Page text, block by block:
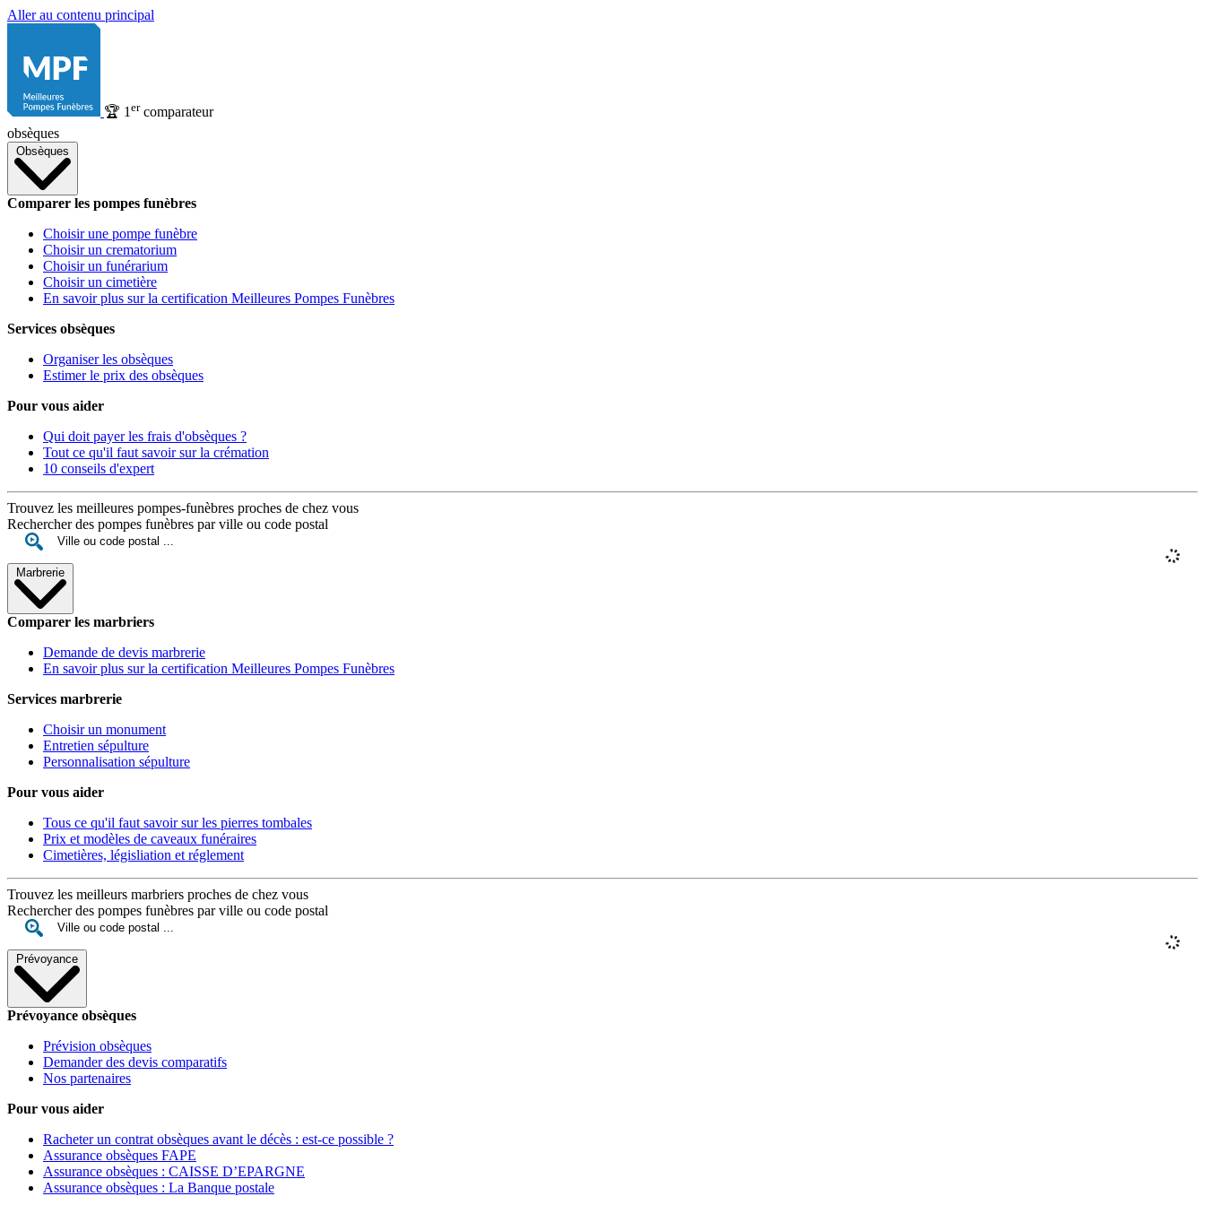
Aller au contenu principal
🏆 1 ercomparateur
obsèques
Obsèques
Comparer les pompes funèbres
Choisir une pompe funèbre
Choisir un crematorium
Choisir un funérarium
Choisir un cimetière
En savoir plus sur la certification Meilleures Pompes Funèbres
Services obsèques
Organiser les obsèques
Estimer le prix des obsèques
Pour vous aider
Qui doit payer les frais d'obsèques ?
Tout ce qu'il faut savoir sur la crémation
10 conseils d'expert
Trouvez les meilleures pompes-funèbres proches de chez vous
Rechercher des pompes funèbres par ville ou code postal
Marbrerie
Comparer les marbriers
Demande de devis marbrerie
En savoir plus sur la certification Meilleures Pompes Funèbres
Services marbrerie
Choisir un monument
Entretien sépulture
Personnalisation sépulture
Pour vous aider
Tous ce qu'il faut savoir sur les pierres tombales
Prix et modèles de caveaux funéraires
Cimetières, législiation et réglement
Trouvez les meilleurs marbriers proches de chez vous
Rechercher des pompes funèbres par ville ou code postal
Prévoyance
Prévoyance obsèques
Prévision obsèques
Demander des devis comparatifs
Nos partenaires
Pour vous aider
Racheter un contrat obsèques avant le décès : est-ce possible ?
Assurance obsèques FAPE
Assurance obsèques : CAISSE D’EPARGNE
Assurance obsèques : La Banque postale